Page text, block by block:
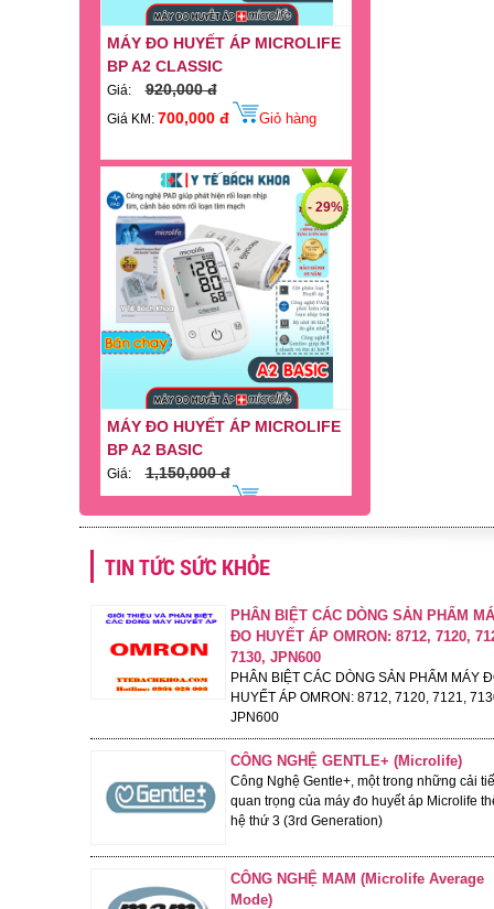
MÁY ĐO HUYẾT ÁP MICROLIFE
BP A2 CLASSIC
Giá: 920,000 đ
700,000 đ Giỏ hàng
MÁY ĐO HUYẾT ÁP MICROLIFE
BP A2 BASIC
Giá: 1,150,000 đ
820,000 đ Giỏ hàng
- 29%
NHIỆT KẾ HỒNG NGOẠI ĐO
TRÁN MICROLIFE - FR1MF1
Giỏ hàng
TIN TỨC SỨC KHỎE
PHÂN BIỆT CÁC DÒNG SẢN PHẨM
ĐO HUYẾT ÁP OMRON: 8712, 7120,
7130, JPN600
PHÂN BIỆT CÁC DÒNG SẢN PHẨM MÁY
HUYẾT ÁP OMRON: 8712, 7120, 7121,
JPN600
CÔNG NGHỆ GENTLE+ (Microlife)
Công Nghệ Gentle+, một trong những cải
quan trọng của máy đo huyết áp Microlife
hệ thứ 3 (3rd Generation)
CÔNG NGHỆ MAM (Microlife Average
Mode)